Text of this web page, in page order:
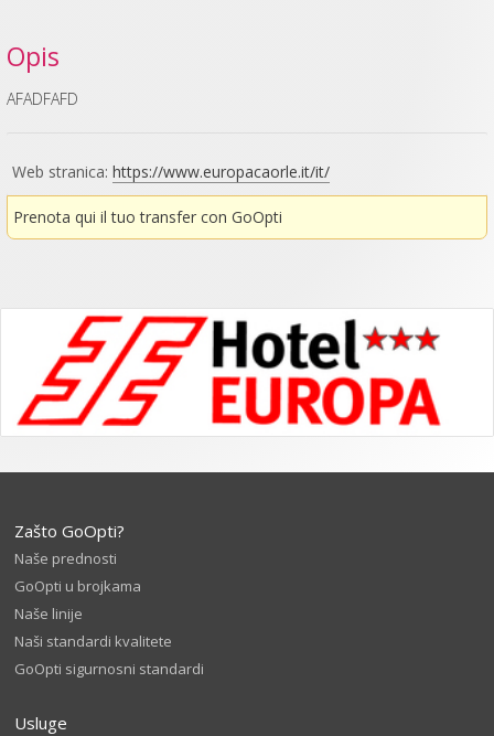
Opis
AFADFAFD
Web stranica:https://www.europacaorle.it/it/
Prenota qui il tuo transfer con GoOpti
Zašto GoOpti?
Naše prednosti
GoOpti u brojkama
Naše linije
Naši standardi kvalitete
GoOpti sigurnosni standardi
Usluge